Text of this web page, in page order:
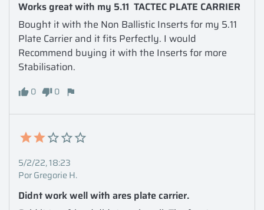
Works great with my 5.11  TACTEC PLATE CARRIER
Bought it with the Non Ballistic Inserts for my 5.11
Plate Carrier and it fits Perfectly. I would
Recommend buying it with the Inserts for more
Stabilisation.
0 0
5/2/22, 18:23
Por Gregorie H.
Didnt work well with ares plate carrier.